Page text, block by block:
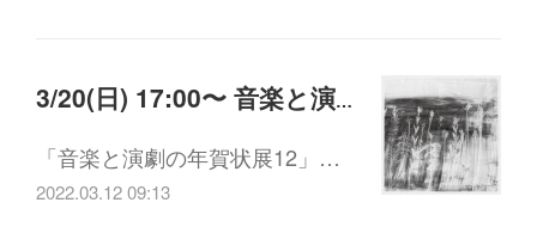
3/20(日) 17:00〜 音楽と演劇の年賀状展12 関連企画 aogimirusora ライブ
「音楽と演劇の年賀状展12」…
2022.03.12 09:13